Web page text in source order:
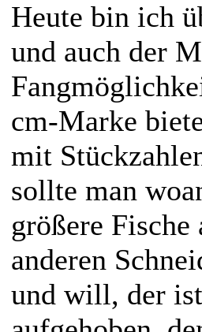
Heute bin ich
und auch der
cm-Marke
mit
sollte man
größere Fische
anderen
und will, der